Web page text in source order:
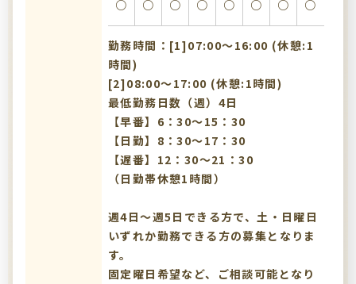
○ ○ ○ ○ ○ ○ ○ ○
勤務時間：[1]07:00〜16:00 (休憩:1
時間)
[2]08:00〜17:00 (休憩:1時間)
最低勤務日数（週）4日
【早番】6：30～15：30
【日勤】8：30～17：30
【遅番】12：30～21：30
（日勤帯休憩1時間）
週4日～週5日できる方で、土・日曜日
いずれか勤務できる方の募集となりま
す。
固定曜日希望など、ご相談可能となり